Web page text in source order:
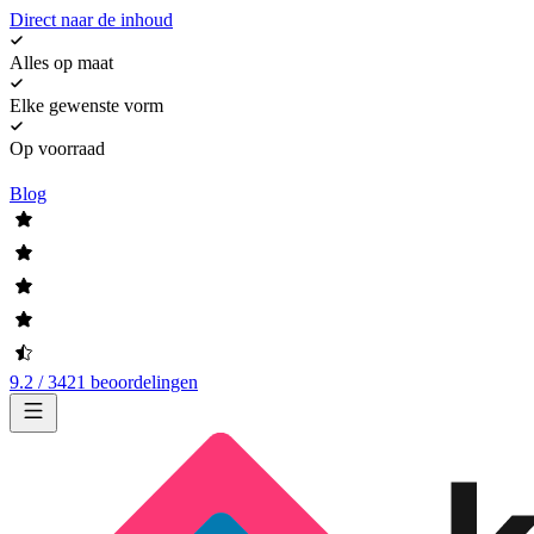
Direct naar de inhoud
Alles op maat
Elke gewenste vorm
Op voorraad
Blog
9.2 / 3421 beoordelingen